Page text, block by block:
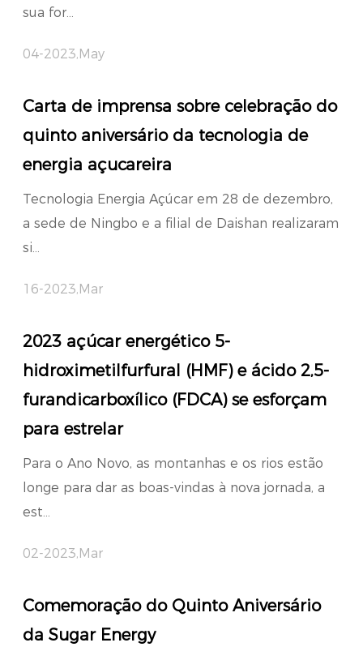
sua for...
04-2023,May
Carta de imprensa sobre celebração do
quinto aniversário da tecnologia de
energia açucareira
Tecnologia Energia Açúcar em 28 de dezembro,
a sede de Ningbo e a filial de Daishan realizaram
si...
16-2023,Mar
2023 açúcar energético 5-
hidroximetilfurfural (HMF) e ácido 2,5-
furandicarboxílico (FDCA) se esforçam
para estrelar
Para o Ano Novo, as montanhas e os rios estão
longe para dar as boas-vindas à nova jornada, a
est...
02-2023,Mar
Comemoração do Quinto Aniversário
da Sugar Energy